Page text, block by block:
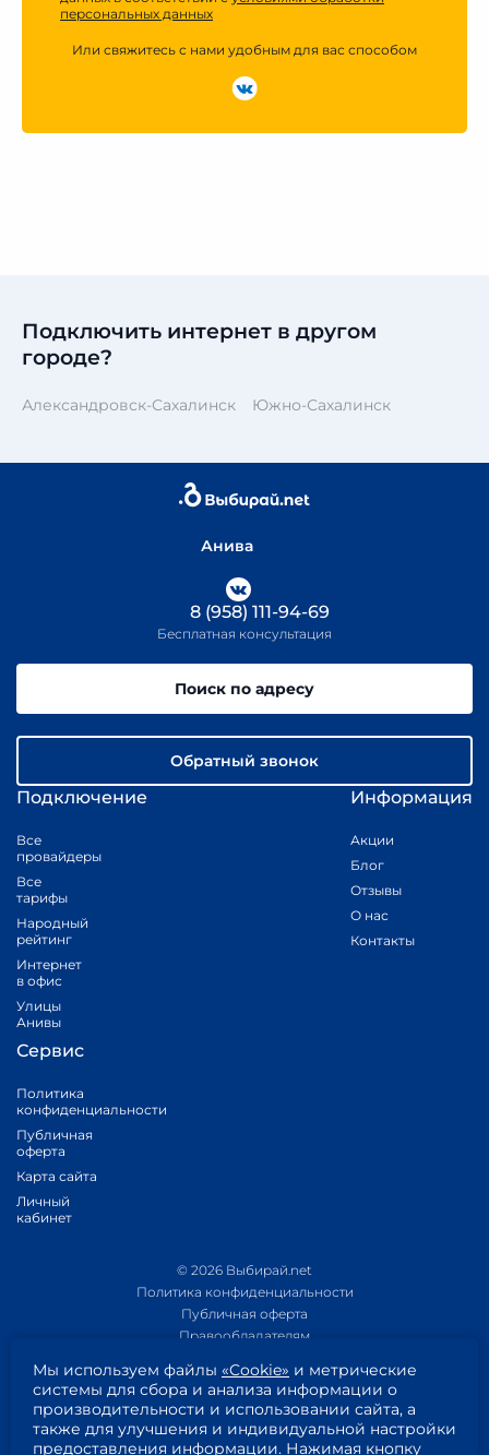
персональных данных
Или свяжитесь с нами удобным для вас способом
Подключить интернет в другом
городе?
Александровск-Сахалинск Южно-Сахалинск
Анива
Подключение
Все
провайдеры
Все
тарифы
Народный
рейтинг
Интернет
в офис
Улицы
Анивы
Информация
Акции
Блог
Отзывы
О нас
Контакты
Сервис
Политика
конфиденциальности
Публичная
оферта
Карта сайта
Личный
кабинет
8 (958) 111-94-69
Бесплатная консультация
Поиск по адресу
Обратный звонок
© 2026 Выбирай.net
Политика конфиденциальности
Публичная оферта
Правообладателям
Приложение 1
Приложение 2
Пользовательское соглашение
Согласие на обработку персональных данных
Мы используем файлы «Cookie» и метрические
системы для сбора и анализа информации о
производительности и использовании сайта, а
также для улучшения и индивидуальной настройки
предоставления информации. Нажимая кнопку